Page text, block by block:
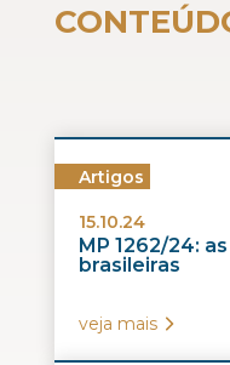
Artigos
15.10.24
MP 1262/24:
brasileiras
veja mais